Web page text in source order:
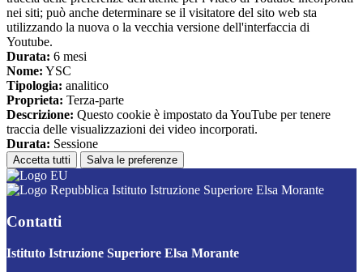
nei siti; può anche determinare se il visitatore del sito web sta
utilizzando la nuova o la vecchia versione dell'interfaccia di
Youtube.
Durata: 6 mesi
Nome: YSC
Tipologia: analitico
Proprieta: Terza-parte
Descrizione: Questo cookie è impostato da YouTube per tenere
traccia delle visualizzazioni dei video incorporati.
Durata: Sessione
Accetta tutti Salva le preferenze
Istituto Istruzione Superiore Elsa Morante
Contatti
Istituto Istruzione Superiore Elsa Morante